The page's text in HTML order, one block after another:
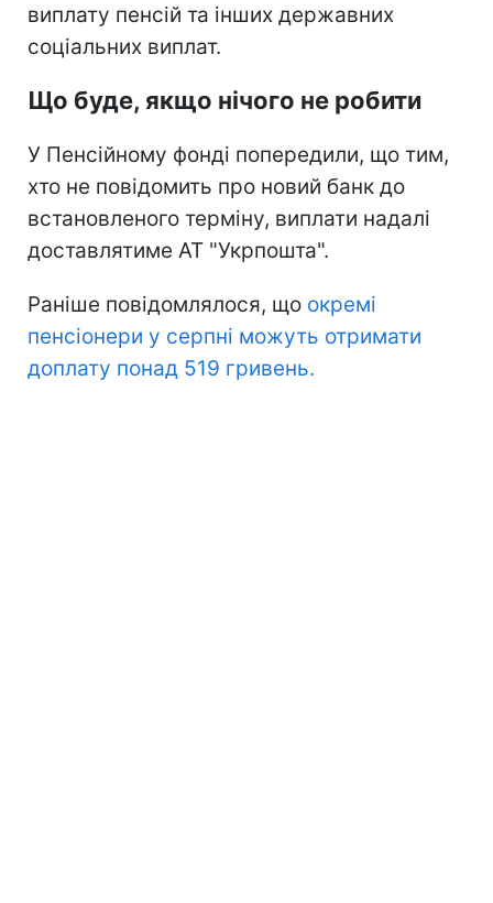
виплату пенсій та інших державних
соціальних виплат.
Що буде, якщо нічого не робити
У Пенсійному фонді попередили, що тим,
хто не повідомить про новий банк до
встановленого терміну, виплати надалі
доставлятиме АТ "Укрпошта".
Раніше повідомлялося, що окремі
пенсіонери у серпні можуть отримати
доплату понад 519 гривень.